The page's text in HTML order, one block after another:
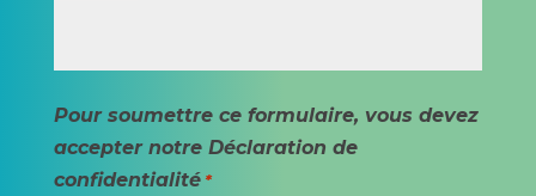
Pour soumettre ce formulaire, vous devez
accepter notre Déclaration de
confidentialité *